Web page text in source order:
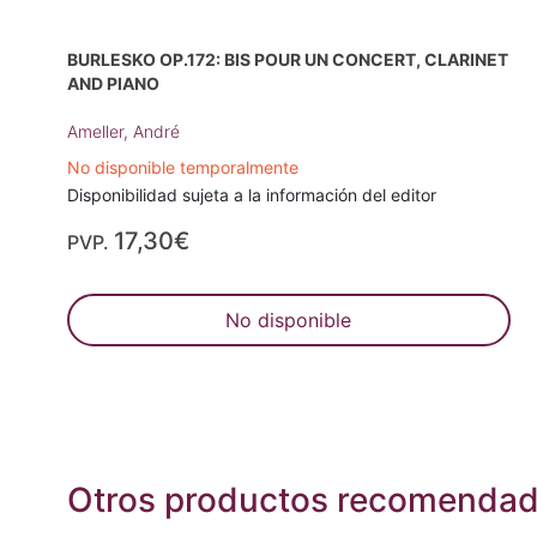
BURLESKO OP.172: BIS POUR UN CONCERT, CLARINET
AND PIANO
Ameller, André
No disponible temporalmente
Disponibilidad sujeta a la información del editor
PVP. 17,30€
No disponible
Otros productos